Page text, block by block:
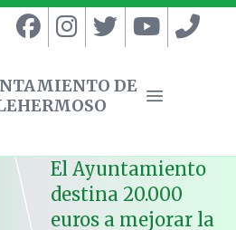
de Vallehermoso
DE
Abrir
El Ayuntamiento
destina 20.000
euros a mejorar la